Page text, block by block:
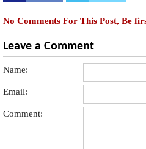
No Comments For This Post, Be
Leave a Comment
Name:
Email:
Comment: